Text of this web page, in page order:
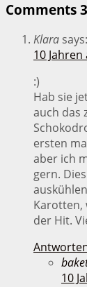
Comments 3
Klara says:
10 Jahren
:)
Hab sie
auch das
ersten
aber ich
gern.
Karotten,
der Hit.
10